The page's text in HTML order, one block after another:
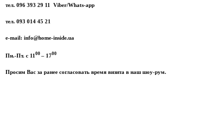
тел. 096 393 29 11 Viber/Whats-app
тел. 093 014 45 21
e-mail: info@home-inside.ua
Пн.-Пт. с 11 00 – 1700
Просим Вас за ранее согласовать время визита в наш шоу-рум.